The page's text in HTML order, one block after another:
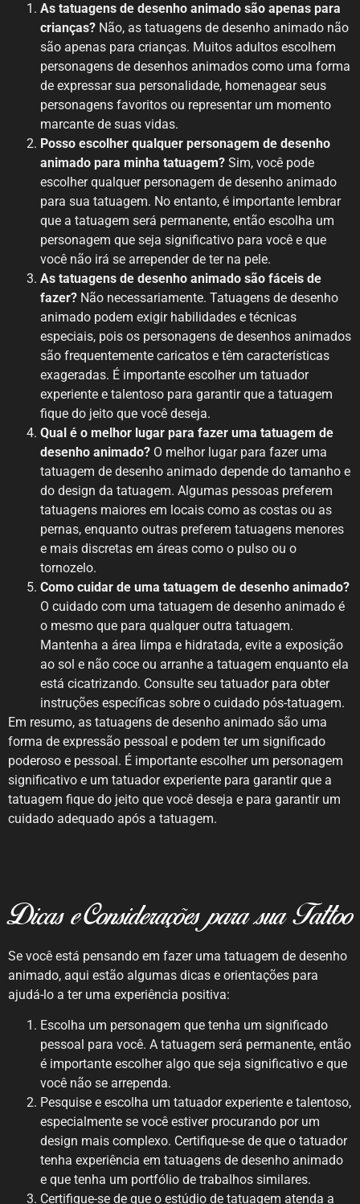
As tatuagens de desenho animado são apenas para
crianças? Não, as tatuagens de desenho animado não
são apenas para crianças. Muitos adultos escolhem
personagens de desenhos animados como uma forma
de expressar sua personalidade, homenagear seus
personagens favoritos ou representar um momento
marcante de suas vidas.
Posso escolher qualquer personagem de desenho
animado para minha tatuagem? Sim, você pode
escolher qualquer personagem de desenho animado
para sua tatuagem. No entanto, é importante lembrar
que a tatuagem será permanente, então escolha um
personagem que seja significativo para você e que
você não irá se arrepender de ter na pele.
As tatuagens de desenho animado são fáceis de
fazer? Não necessariamente. Tatuagens de desenho
animado podem exigir habilidades e técnicas
especiais, pois os personagens de desenhos animados
são frequentemente caricatos e têm características
exageradas. É importante escolher um tatuador
experiente e talentoso para garantir que a tatuagem
fique do jeito que você deseja.
Qual é o melhor lugar para fazer uma tatuagem de
desenho animado? O melhor lugar para fazer uma
tatuagem de desenho animado depende do tamanho e
do design da tatuagem. Algumas pessoas preferem
tatuagens maiores em locais como as costas ou as
pernas, enquanto outras preferem tatuagens menores
e mais discretas em áreas como o pulso ou o
tornozelo.
Como cuidar de uma tatuagem de desenho animado?
O cuidado com uma tatuagem de desenho animado é
o mesmo que para qualquer outra tatuagem.
Mantenha a área limpa e hidratada, evite a exposição
ao sol e não coce ou arranhe a tatuagem enquanto ela
está cicatrizando. Consulte seu tatuador para obter
instruções específicas sobre o cuidado pós-tatuagem.
Em resumo, as tatuagens de desenho animado são uma
forma de expressão pessoal e podem ter um significado
poderoso e pessoal. É importante escolher um personagem
significativo e um tatuador experiente para garantir que a
tatuagem fique do jeito que você deseja e para garantir um
cuidado adequado após a tatuagem.
Dicas e Considerações para sua Tattoo
Se você está pensando em fazer uma tatuagem de desenho
animado, aqui estão algumas dicas e orientações para
ajudá-lo a ter uma experiência positiva:
Escolha um personagem que tenha um significado
pessoal para você. A tatuagem será permanente, então
é importante escolher algo que seja significativo e que
você não se arrependa.
Pesquise e escolha um tatuador experiente e talentoso,
especialmente se você estiver procurando por um
design mais complexo. Certifique-se de que o tatuador
tenha experiência em tatuagens de desenho animado
e que tenha um portfólio de trabalhos similares.
Certifique-se de que o estúdio de tatuagem atenda a